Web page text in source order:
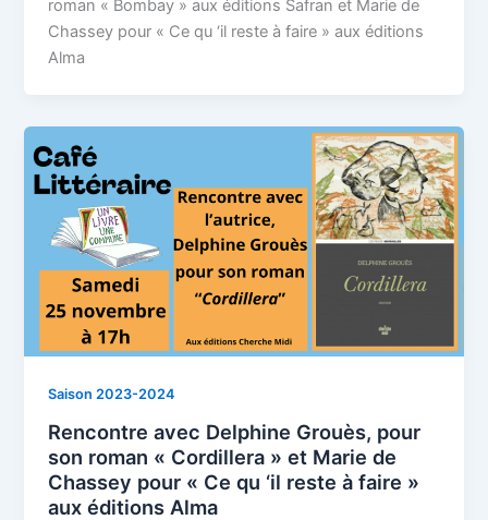
roman « Bombay » aux éditions Safran et Marie de
Chassey pour « Ce qu ‘il reste à faire » aux éditions
Alma
Saison 2023-2024
Rencontre avec Delphine Grouès, pour
son roman « Cordillera » et Marie de
Chassey pour « Ce qu ‘il reste à faire »
aux éditions Alma